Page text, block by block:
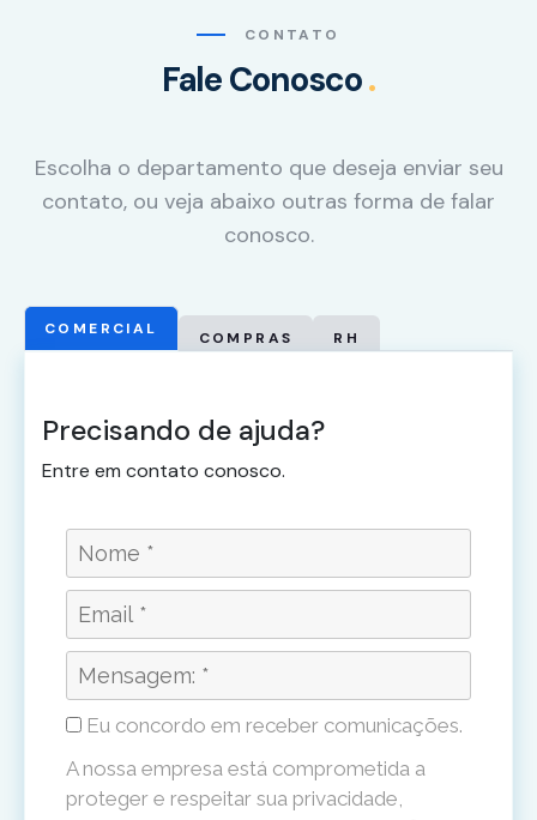
CONTATO
Fale Conosco.
Escolha o departamento que deseja enviar seu
contato, ou veja abaixo outras forma de falar
conosco.
COMERCIAL COMPRAS RH
Precisando de ajuda?
Entre em contato conosco.
Eu concordo em receber comunicações.
A nossa empresa está comprometida a
proteger e respeitar sua privacidade,
cookies,
algumas
e
comportamento
aumenta a
chance de ver
conteúdo e
ofertas
personalizadas.